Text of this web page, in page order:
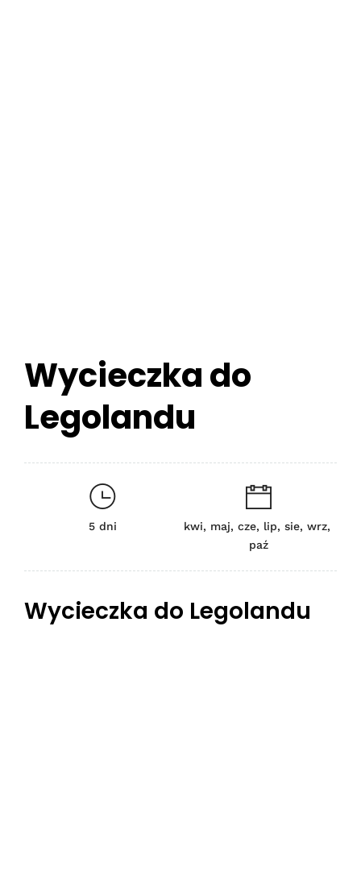
Wycieczka do
Legolandu
5 dni
kwi, maj, cze, lip, sie, wrz,
paź
Wycieczka do Legolandu